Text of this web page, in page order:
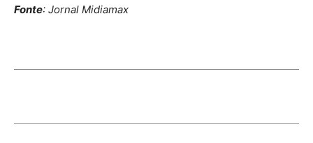
Fonte: Jornal Midiamax